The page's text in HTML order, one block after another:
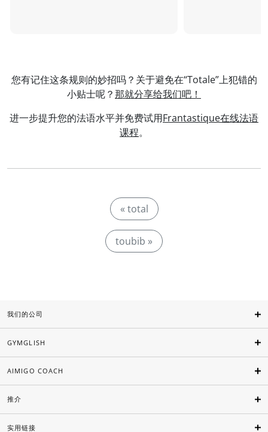
您有记住这条规则的妙招吗？关于避免在“Totale”上犯错的
小贴士呢？那就分享给我们吧！
进一步提升您的法语水平并免费试用Frantastique在线法语
课程。
« total
toubib »
我们的公司
GYMGLISH
AIMIGO COACH
推介
实用链接